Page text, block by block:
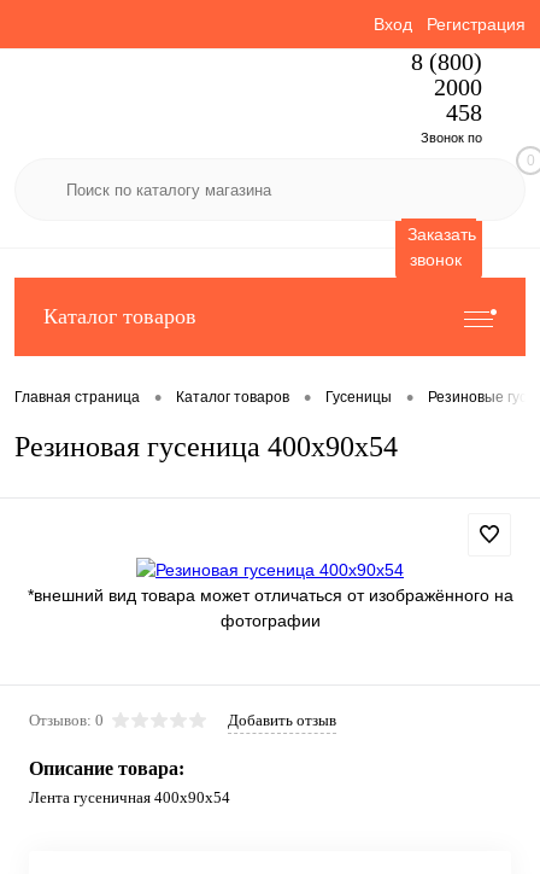
Вход Регистрация
8 (800)
2000
458
Звонок по
Заказать
звонок
0
Каталог товаров
Главная страница • Каталог товаров • Гусеницы • Резиновые
Резиновая гусеница 400x90x54
*внешний вид товара может отличаться от изображённого на
фотографии
Отзывов: 0 Добавить отзыв
Описание товара:
Лента гусеничная 400x90x54